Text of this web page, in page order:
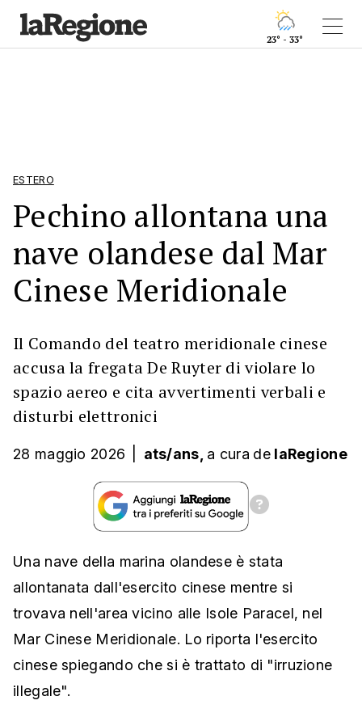
23° - 33°
ESTERO
Pechino allontana una
nave olandese dal Mar
Cinese Meridionale
Il Comando del teatro meridionale cinese
accusa la fregata De Ruyter di violare lo
spazio aereo e cita avvertimenti verbali e
disturbi elettronici
28 maggio 2026 ats/ans, a cura de laRegione
Una nave della marina olandese è stata
allontanata dall'esercito cinese mentre si
trovava nell'area vicino alle Isole Paracel, nel
Mar Cinese Meridionale. Lo riporta l'esercito
cinese spiegando che si è trattato di "irruzione
illegale".